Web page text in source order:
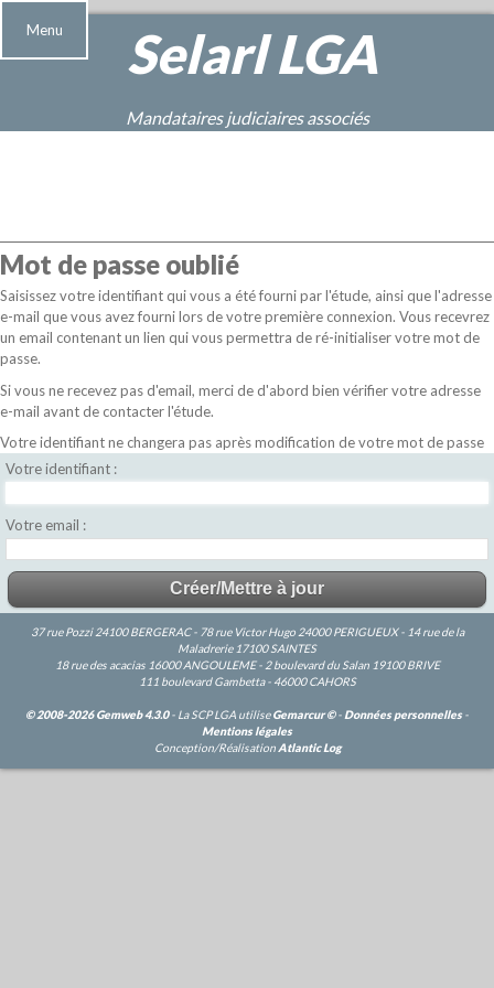
SelarlLGA
Mandataires judiciaires associés
Menu
Mot de passe oublié
Saisissez votre identifiant qui vous a été fourni par l'étude, ainsi que l'adresse
e-mail que vous avez fourni lors de votre première connexion. Vous recevrez
un email contenant un lien qui vous permettra de ré-initialiser votre mot de
passe.
Si vous ne recevez pas d'email, merci de d'abord bien vérifier votre adresse
e-mail avant de contacter l'étude.
Votre identifiant ne changera pas après modification de votre mot de passe
Votre identifiant
Votre email
37 rue Pozzi 24100 BERGERAC - 78 rue Victor Hugo 24000 PERIGUEUX - 14 rue de la
Maladrerie 17100 SAINTES
18 rue des acacias 16000 ANGOULEME - 2 boulevard du Salan 19100 BRIVE
111 boulevard Gambetta - 46000 CAHORS
© 2008-2026 Gemweb 4.3.0- La SCP LGA utiliseGemarcur ©- Données personnelles-
Mentions légales
Conception/Réalisation Atlantic Log